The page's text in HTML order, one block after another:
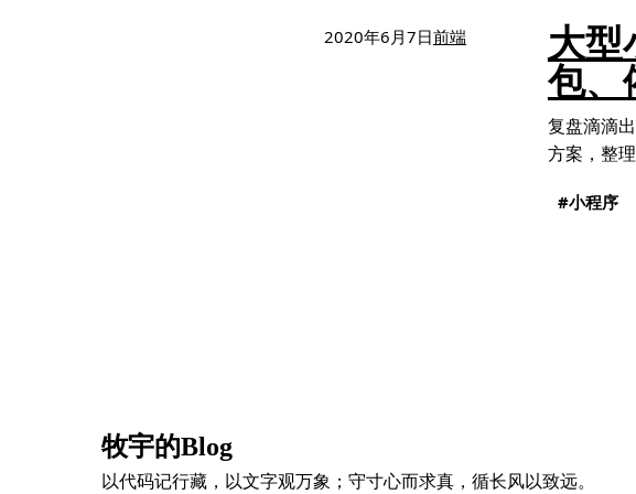
2020年6月7日前端
大型
包、
复盘滴滴
方案，整
小程序
牧宇的Blog
以代码记行藏，以文字观万象；守寸心而求真，循长风以致远。